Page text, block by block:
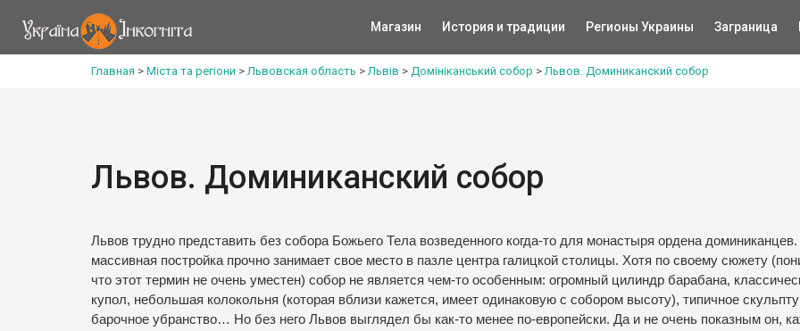
Магазин История и традиции Регионы Украины Заграница
Главная > Міста та регіони >Львовская область >Львів > Домініканський собор >Львов. Доминиканский собор
Львов. Доминиканский собор
Львов трудно представить без собора Божьего Тела возведенного когда-то для монастыря ордена
массивная постройка прочно занимает свое место в пазле центра галицкой столицы. Хотя по своему сюжету
что этот термин не очень уместен) собор не является чем-то особенным: огромный цилиндр барабана,
купол, небольшая колокольня (которая вблизи кажется, имеет одинаковую с собором высоту), типичное
барочное убранство… Но без него Львов выглядел бы как-то менее по-европейски. Да и не очень показным он,